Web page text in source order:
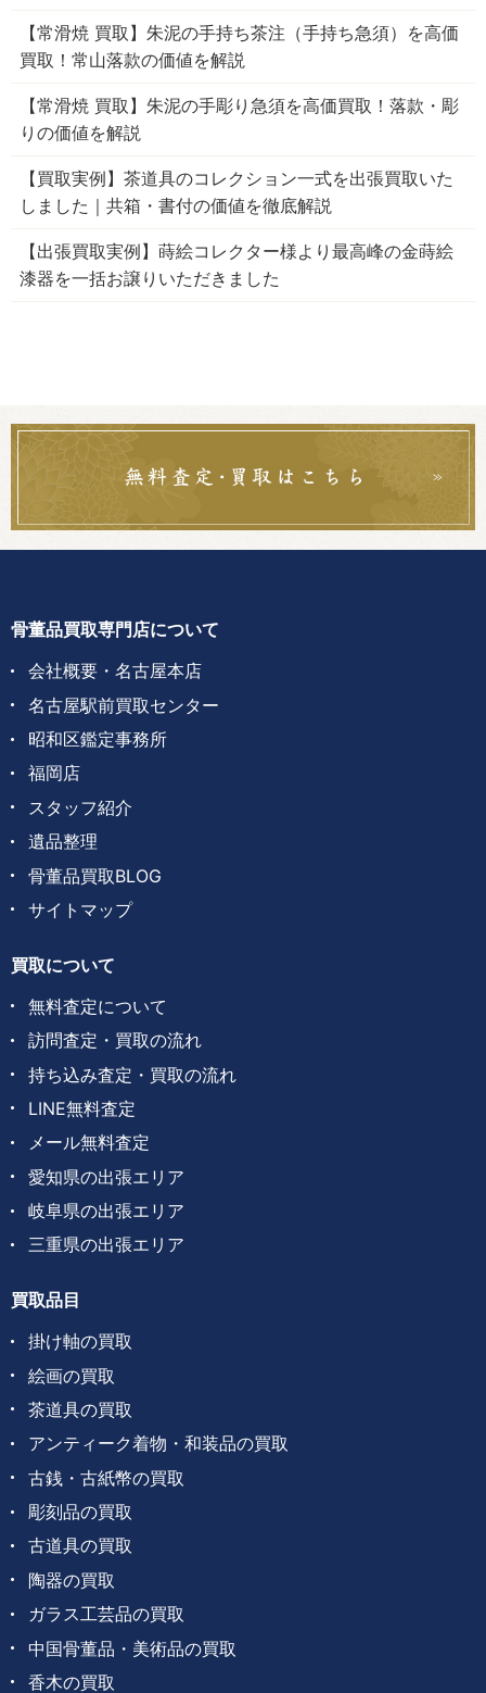
【常滑焼 買取】朱泥の手持ち茶注（手持ち急須）を高価
買取！常山落款の価値を解説
【常滑焼 買取】朱泥の手彫り急須を高価買取！落款・彫
りの価値を解説
【買取実例】茶道具のコレクション一式を出張買取いた
しました｜共箱・書付の価値を徹底解説
【出張買取実例】蒔絵コレクター様より最高峰の金蒔絵
漆器を一括お譲りいただきました
骨董品買取専門店について
会社概要・名古屋本店
名古屋駅前買取センター
昭和区鑑定事務所
福岡店
スタッフ紹介
遺品整理
骨董品買取BLOG
サイトマップ
買取について
無料査定について
訪問査定・買取の流れ
持ち込み査定・買取の流れ
LINE無料査定
メール無料査定
愛知県の出張エリア
岐阜県の出張エリア
三重県の出張エリア
買取品目
掛け軸の買取
絵画の買取
茶道具の買取
アンティーク着物・和装品の買取
古銭・古紙幣の買取
彫刻品の買取
古道具の買取
陶器の買取
ガラス工芸品の買取
中国骨董品・美術品の買取
香木の買取